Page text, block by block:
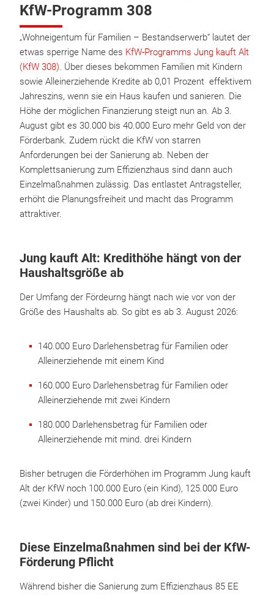
KfW-Programm 308
„Wohneigentum für Familien – Bestandserwerb“ lautet der
etwas sperrige Name des KfW-Programms Jung kauft Alt
(KfW 308). Über dieses bekommen Familien mit Kindern
sowie Allein­erziehende Kredite ab 0,01 Prozent effektivem
Jahreszins, wenn sie ein Haus kaufen und sanieren. Die
Höhe der möglichen Finanzierung steigt nun an. Ab 3.
August gibt es 30.000 bis 40.000 Euro mehr Geld von der
Förderbank. Zudem rückt die KfW von starren
Anforderungen bei der Sanierung ab. Neben der
Komplettsanierung zum Effizienzhaus sind dann auch
Einzelmaßnahmen zulässig. Das entlastet Antragsteller,
erhöht die Planungsfreiheit und macht das Programm
attraktiver.
Jung kauft Alt: Kredithöhe hängt von der
Haushaltsgröße ab
Der Umfang der Fördeurng hängt nach wie vor von der
Größe des Haushalts ab. So gibt es ab 3. August 2026:
140.000 Euro Darlehensbetrag für Familien oder
Alleinerziehende mit einem Kind
160.000 Euro Darlehensbetrag für Familien oder
Alleinerziehende mit zwei Kindern
180.000 Darlehensbetrag für Familien oder
Alleinerziehende mit mind. drei Kindern
Bisher betrugen die Förderhöhen im Programm Jung kauft
Alt der KfW noch 100.000 Euro (ein Kind), 125.000 Euro
(zwei Kinder) und 150.000 Euro (ab drei Kindern).
Diese Einzelmaßnahmen sind bei der KfW-
Förderung Pflicht
Während bisher die Sanierung zum Effizienzhaus 85 EE